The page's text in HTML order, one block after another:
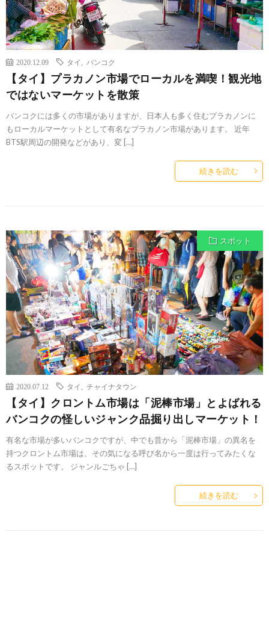
2020.12.09 タイ バンコク
【タイ】プラカノン市場でローカルを満喫！観光地
ではないマーケットを散策
バンコクには多くの市場がありますが、日本人も多く住むプラカノンに
もローカルマーケットとして有名なプラカノン市場があります。 近年
BTS駅周辺の開発などがあり、変 […]
続きを読む
スポット
2020.07.12 タイ チャイナタウン
【タイ】クロントム市場は「泥棒市場」とよばれる
バンコクの怪しいジャンク品掘り出しマーケット！
有名な市場が多いバンコクですが、中でも昔から「泥棒市場」の異名を
持つクロントム市場は、その気になる呼び名から一度は行ってみたくな
るスポットです。 ジャンルごちゃ […]
続きを読む